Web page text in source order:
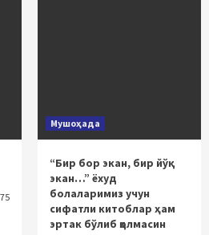
Мушоҳада
“Бир бор экан, бир йўқ
экан…” ёхуд
болаларимиз учун
сифатли китоблар ҳам
эртак бўлиб қолмасин